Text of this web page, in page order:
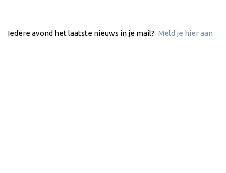
Iedere avond het laatste nieuws in je mail? Meld je hier aan